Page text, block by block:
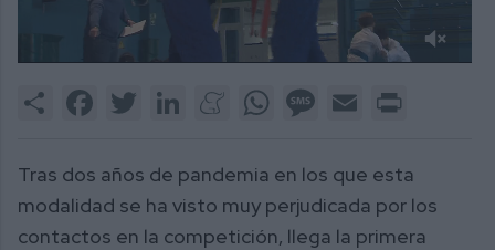
2
Share FacebookTwitter LinkedInMeneameWhatsAppMessage
Email
Tras dos años de pandemia en los que esta
modalidad se ha visto muy perjudicada por los
contactos en la competición, llega la primera